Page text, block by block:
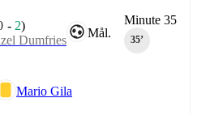
Minute 35
35‎’‎
Mål.
- 2)
Dumfries
Mario Gila